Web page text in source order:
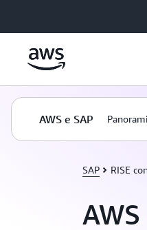
AWS e SAP
SAP RISE